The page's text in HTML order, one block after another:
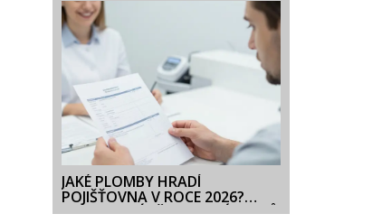
JAKÉ PLOMBY HRADÍ
POJIŠŤOVNA V ROCE 2026?
KOMPLETNÍ PŘEHLED NÁKLADŮ